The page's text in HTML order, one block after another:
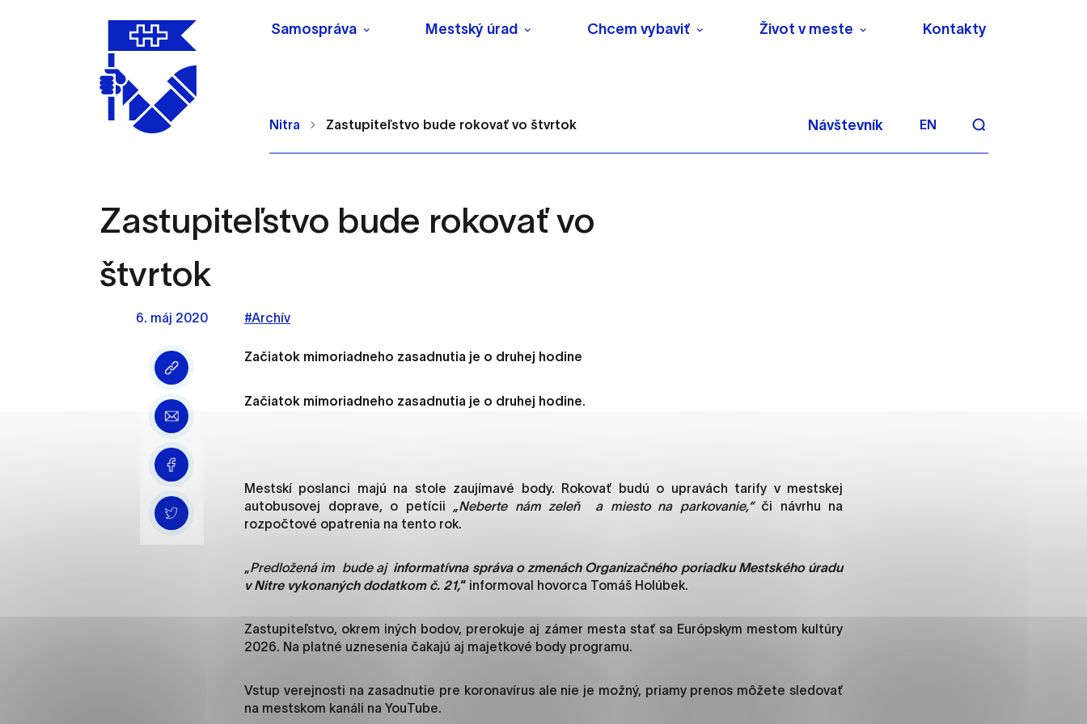
Samospráva Mestský úrad Chcem vybaviť Život v meste Kontakty
Nitra Zastupiteľstvo bude rokovať vo štvrtok Návštevník EN
Zastupiteľstvo bude rokovať vo
štvrtok
6. máj 2020 #Archív
Začiatok mimoriadneho zasadnutia je o druhej hodine
Začiatok mimoriadneho zasadnutia je o druhej hodine.
Mestskí poslanci majú na stole zaujímavé body. Rokovať budú o upravách tarify v mestskej
autobusovej doprave, o petícii „Neberte nám zeleň a miesto na parkovanie,“či návrhu na
rozpočtové opatrenia na tento rok.
„Predložená im bude aj informatívna správa o zmenách Organizačného poriadku Mestského úradu
v Nitre vykonaných dodatkom č. 21,“ informoval hovorca Tomáš Holúbek.
Zastupiteľstvo, okrem iných bodov, prerokuje aj zámer mesta stať sa Európskym mestom kultúry
2026. Na platné uznesenia čakajú aj majetkové body programu.
Vstup verejnosti na zasadnutie pre koronavírus ale nie je možný, priamy prenos môžete sledovať
na mestskom kanáli na YouTube.
Nastavenie cookies
Cookies sú malé súbory, do ktorých webové stránky môžu ukladať informácie o vašej aktivite a preferenciách.
Vaša voľba v tomto okne.
Analytické cookies
aby mohol stránky optimalizovať a ponúknuť im lepšiu skúsenosť. Všetky dáta sa zbierajú anonymne a nie je
možné ich spojiť s konkrétnou osobou.
Označiť všetko Uložiť nastavenia Viac informácií